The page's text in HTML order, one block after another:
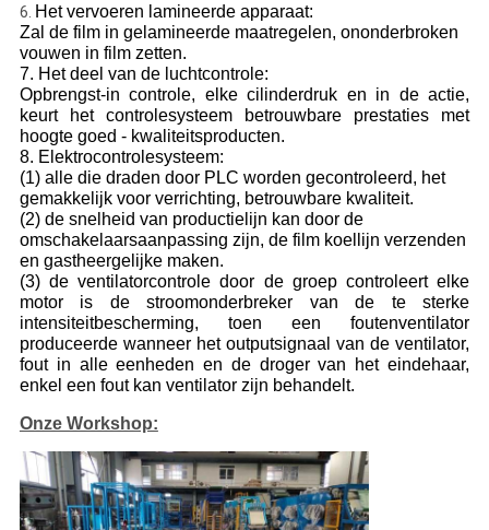
6. Het vervoeren lamineerde apparaat:
Zal de film in gelamineerde maatregelen, ononderbroken
vouwen in film zetten.
7. Het deel van de luchtcontrole:
Opbrengst-in controle, elke cilinderdruk en in de actie,
keurt het controlesysteem betrouwbare prestaties met
hoogte goed - kwaliteitsproducten.
8. Elektrocontrolesysteem:
(1) alle die draden door PLC worden gecontroleerd, het
gemakkelijk voor verrichting, betrouwbare kwaliteit.
(2) de snelheid van productielijn kan door de
omschakelaarsaanpassing zijn, de film koellijn verzenden
en gastheergelijke maken.
(3) de ventilatorcontrole door de groep controleert elke
motor is de stroomonderbreker van de te sterke
intensiteitbescherming, toen een foutenventilator
produceerde wanneer het outputsignaal van de ventilator,
fout in alle eenheden en de droger van het eindehaar,
enkel een fout kan ventilator zijn behandelt.
Onze Workshop: